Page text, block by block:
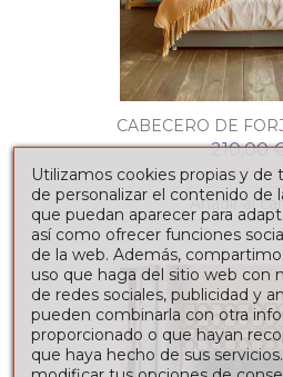
CABECERO DE
210,00
Añadir al
Utilizamos cookies propias y de
de personalizar el contenido de
que puedan aparecer para
así como ofrecer funciones
de la web. Además,
uso que haga del sitio web con
de redes sociales, publicidad y
pueden combinarla con otra
proporcionado o que hayan
que haya hecho de sus